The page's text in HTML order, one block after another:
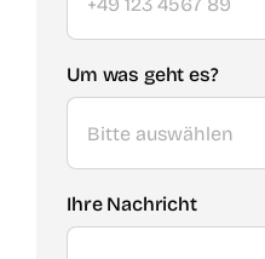
Um was geht es?
Ihre Nachricht